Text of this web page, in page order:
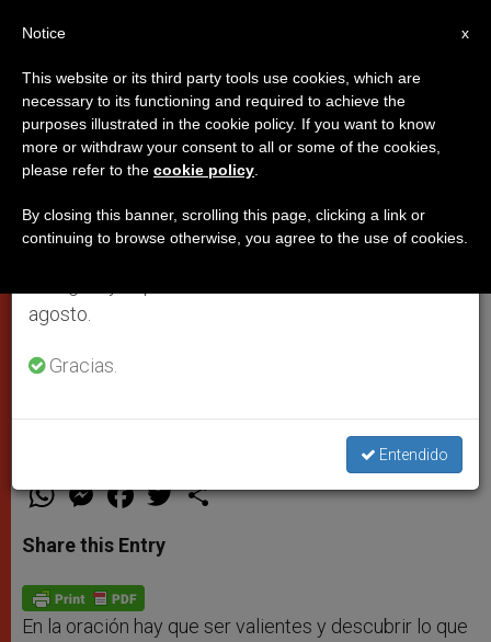
La oración tiene que ser valiente,
con la confianza de que el Señor
nos escucha
El papa en Santa Marta este jueves. ‘Lo
papel en que se envuelve la gracia,
PAPAS
W
t
s
p
p
M
e
s
e
g
e
r
F
a
e
b
o
k
T
w
S
Share this Entry
En la oración hay que ser valientes y descubrir lo que
×
Aviso importante
Del 27 de julio al 7 de agosto haremos la pausa
anual, aprovechando que en el periodo de verano
se generan menos informaciones y también el
agosto.
Gracias.
Entendido
x
Notice
This website or its third party tools use cookies, which are
necessary to its functioning and required to achieve the
purposes illustrated in the cookie policy. If you want to know
more or withdraw your consent to all or some of the cookies,
please refer to the cookie policy
By closing this banner, scrolling this page, clicking a link or
continuing to browse otherwise, you agree to the use of cookies.